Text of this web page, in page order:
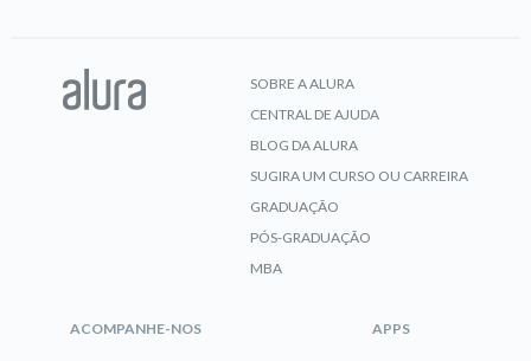
Fundamentos da linguagem
SOBRE A ALURA
CENTRAL DE AJUDA
BLOG DA ALURA
SUGIRA UM CURSO OU CARREIRA
GRADUAÇÃO
PÓS-GRADUAÇÃO
MBA
ACOMPANHE-NOS APPS